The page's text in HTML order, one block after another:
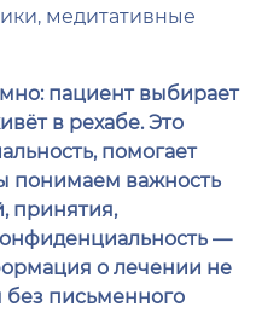
медитативные
пациент выбирает
в рехабе. Это
помогает
понимаем важность
принятия,
—
о лечении не
без письменного